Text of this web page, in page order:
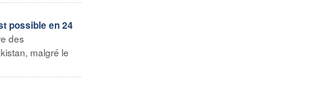
possible en 24
des
malgré le